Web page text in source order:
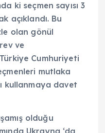
ki seçmen sayısı 3
açıklandı. Bu
olan gönül
ve
Cumhuriyeti
mutlaka
kullanmaya davet
olduğu